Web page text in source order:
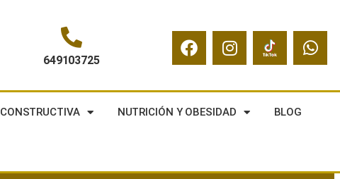
649103725
NUTRICIÓN Y OBESIDAD BLOG